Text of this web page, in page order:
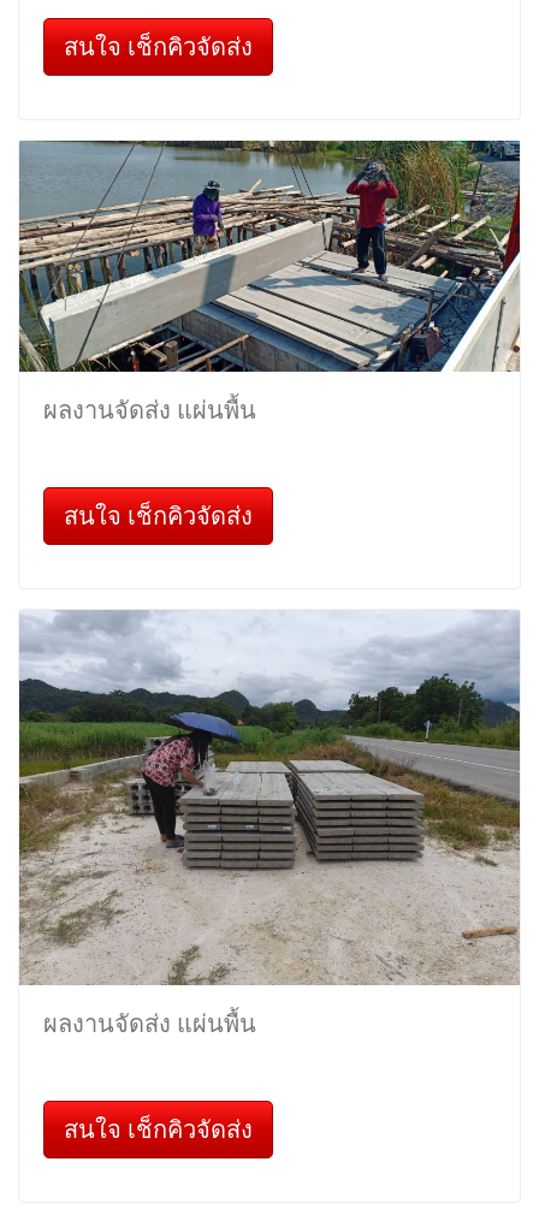
สนใจ เช็กคิวจัดส่ง
ผลงานจัดส่ง แผ่นพื้น
สนใจ เช็กคิวจัดส่ง
ผลงานจัดส่ง แผ่นพื้น
สนใจ เช็กคิวจัดส่ง